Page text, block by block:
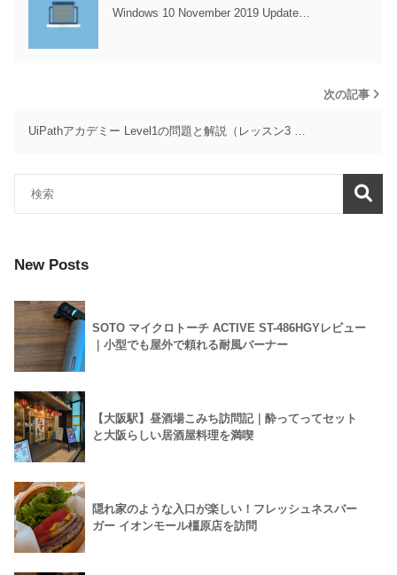
Windows 10 November 2019 Update…
次の記事
UiPathアカデミー Level1の問題と解説（レッスン3 …
New Posts
SOTO マイクロトーチ ACTIVE ST-486HGYレビュー
｜小型でも屋外で頼れる耐風バーナー
【大阪駅】昼酒場こみち訪問記｜酔ってってセット
と大阪らしい居酒屋料理を満喫
隠れ家のような入口が楽しい！フレッシュネスバー
ガー イオンモール橿原店を訪問